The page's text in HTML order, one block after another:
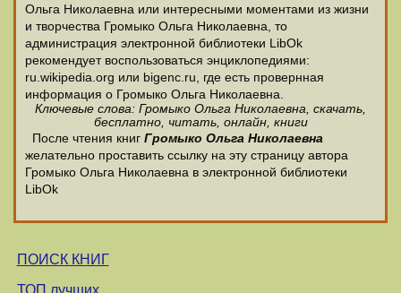
Ольга Николаевна или интересными моментами из жизни
и творчества Громыко Ольга Николаевна, то
администрация электронной библиотеки LibOk
рекомендует воспользоваться энциклопедиями:
ru.wikipedia.org или bigenc.ru, где есть провернная
информация о Громыко Ольга Николаевна.
Ключевые слова: Громыко Ольга Николаевна, скачать,
бесплатно, читать, онлайн, книги
После чтения книг Громыко Ольга Николаевна
желательно проставить ссылку на эту страницу автора
Громыко Ольга Николаевна в электронной библиотеки
LibOk
ПОИСК КНИГ
ТОП лучших